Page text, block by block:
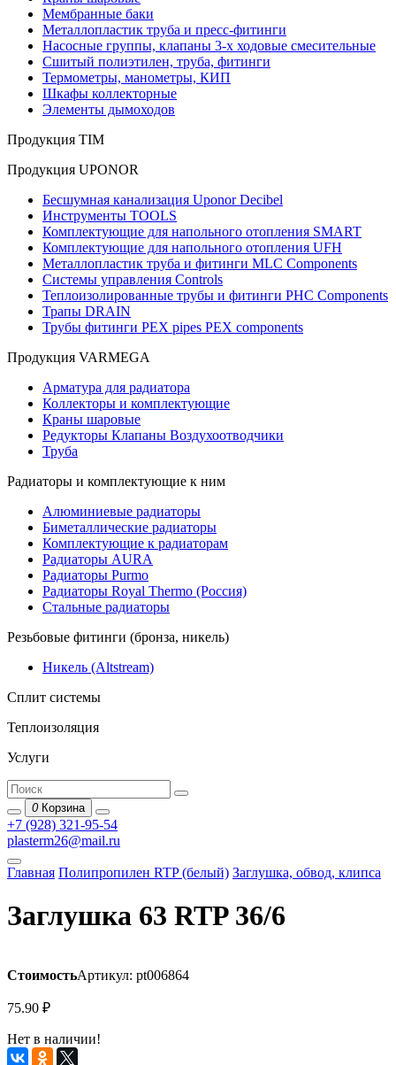
Мембранные баки
Металлопластик труба и пресс-фитинги
Насосные группы, клапаны 3-х ходовые смесительные
Сшитый полиэтилен, труба, фитинги
Термометры, манометры, КИП
Шкафы коллекторные
Элементы дымоходов
Продукция TIM
Продукция UPONOR
Бесшумная канализация Uponor Decibel
Инструменты TOOLS
Комплектующие для напольного отопления SMART
Комплектующие для напольного отопления UFH
Металлопластик труба и фитинги MLC Components
Системы управления Controls
Теплоизолированные трубы и фитинги PHC Components
Трапы DRAIN
Трубы фитинги PEX pipes PEX components
Продукция VARMEGA
Арматура для радиатора
Коллекторы и комплектующие
Краны шаровые
Редукторы Клапаны Воздухоотводчики
Труба
Радиаторы и комплектующие к ним
Алюминиевые радиаторы
Биметаллические радиаторы
Комплектующие к радиаторам
Радиаторы AURA
Радиаторы Purmo
Радиаторы Royal Thermo (Россия)
Стальные радиаторы
Резьбовые фитинги (бронза, никель)
Никель (Altstream)
Сплит системы
Теплоизоляция
Услуги
0 Корзина
+7 (928) 321-95-54
plasterm26@mail.ru
Главная Полипропилен RTP (белый) Заглушка, обвод, клипса
Заглушка 63 RTP 36/6
СтоимостьАртикул: pt006864
75.90 ₽
Нет в наличии!